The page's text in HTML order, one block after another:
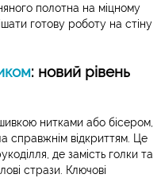
полотна на міцному
готову роботу на стіну
: новий рівень
нитками або бісером,
справжнім відкриттям. Це
де замість голки та
стрази. Ключові